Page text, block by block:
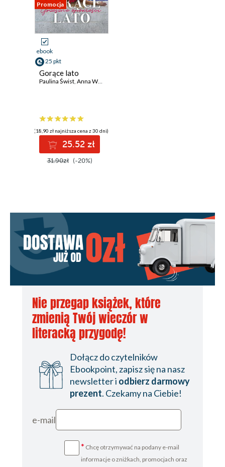
Promocja
ebook
25 pkt
Gorące lato
Paulina Świst, Anna Wolf
(18,90 zł najniższa cena z 30 dni)
25.52 zł
31.90zł (-20%)
Nie przegap książek, które
zmienią Twój wieczór w
literacką przygodę!
Dołącz do czytelników
Ebookpoint, zapisz się na nasz
newsletter i odbierz darmowy
prezent. Czekamy na Ciebie!
e-mail
* Chcę otrzymywać na podany e-mail
informacje o zniżkach, promocjach oraz